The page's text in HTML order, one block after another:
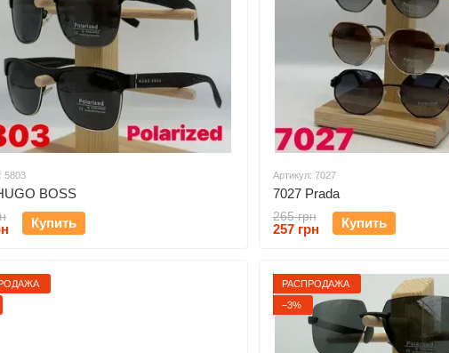
5803
BOSS
Купить
Артикул: 7027
7027 Prada
265 грн
257 грн Купить
РАСПРОДАЖА
−3%